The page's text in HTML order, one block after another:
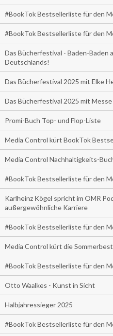
#BookTok Bestsellerliste für den
#BookTok Bestsellerliste für den
Das Bücherfestival - Baden-Baden
Deutschlands!
Das Bücherfestival 2025 mit Elke
Das Bücherfestival 2025 mit
Promi-Buch Top- und Flop-Liste
Media Control kürt BookTok
Media Control Nachhaltigkeits-
#BookTok Bestsellerliste für den
Karlheinz Kögel spricht im OMR
außergewöhnliche Karriere
#BookTok Bestsellerliste für den
Media Control kürt die
#BookTok Bestsellerliste für den
Otto Waalkes - Kunst in Sicht
Halbjahressieger 2025
#BookTok Bestsellerliste für den